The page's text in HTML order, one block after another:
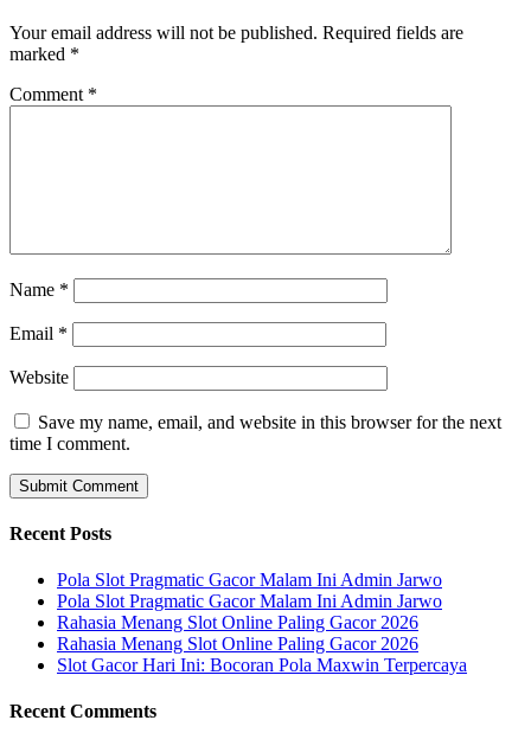
Your email address will not be published. Required fields are
marked *
Comment *
Name *
Email *
Website
Save my name, email, and website in this browser for the next
time I comment.
Recent Posts
Pola Slot Pragmatic Gacor Malam Ini Admin Jarwo
Pola Slot Pragmatic Gacor Malam Ini Admin Jarwo
Rahasia Menang Slot Online Paling Gacor 2026
Rahasia Menang Slot Online Paling Gacor 2026
Slot Gacor Hari Ini: Bocoran Pola Maxwin Terpercaya
Recent Comments